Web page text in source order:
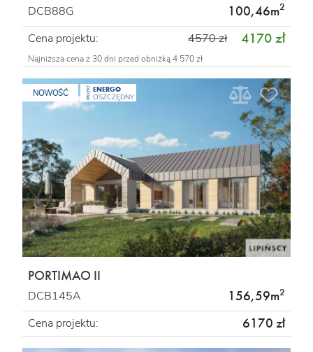
DCB88G 100,46m2
Cena projektu: 4170 zł
4570 zł
Najniższa cena z 30 dni przed obniżką 4 570 zł
NOWOŚĆ PROJEKT ENERGO
OSZCZĘDNY
PORTIMAO II
DCB145A 156,59m2
Cena projektu: 6170 zł